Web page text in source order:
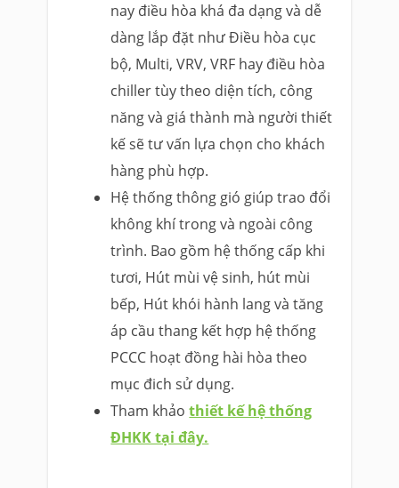
nay điều hòa khá đa dạng và dễ
dàng lắp đặt như Điều hòa cục
bộ, Multi, VRV, VRF hay điều hòa
chiller tùy theo diện tích, công
năng và giá thành mà người thiết
kế sẽ tư vấn lựa chọn cho khách
hàng phù hợp.
Hệ thống thông gió giúp trao đổi
không khí trong và ngoài công
trình. Bao gồm hệ thống cấp khi
tươi, Hút mùi vệ sinh, hút mùi
bếp, Hút khói hành lang và tăng
áp cầu thang kết hợp hệ thống
PCCC hoạt đồng hài hòa theo
mục đich sử dụng.
Tham khảothiết kế hệ thống
ĐHKK tại đây.